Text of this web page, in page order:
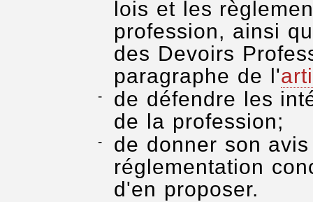
lois et les
profession, ainsi
des Devoirs
paragraphe de l'
de défendre les
de la profession;
de donner son
réglementation
d'en proposer.